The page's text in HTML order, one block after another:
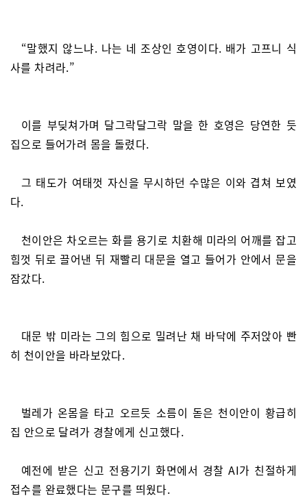
“말했지 않느냐. 나는 네 조상인 호영이다. 배가 고프니 식
사를 차려라.”
이를 부딪쳐가며 달그락달그락 말을 한 호영은 당연한 듯
집으로 들어가려 몸을 돌렸다.
그 태도가 여태껏 자신을 무시하던 수많은 이와 겹쳐 보였
다.
천이안은 차오르는 화를 용기로 치환해 미라의 어깨를 잡고
힘껏 뒤로 끌어낸 뒤 재빨리 대문을 열고 들어가 안에서 문을
잠갔다.
대문 밖 미라는 그의 힘으로 밀려난 채 바닥에 주저앉아 빤
히 천이안을 바라보았다.
벌레가 온몸을 타고 오르듯 소름이 돋은 천이안이 황급히
집 안으로 달려가 경찰에게 신고했다.
예전에 받은 신고 전용기기 화면에서 경찰 AI가 친절하게
접수를 완료했다는 문구를 띄웠다.